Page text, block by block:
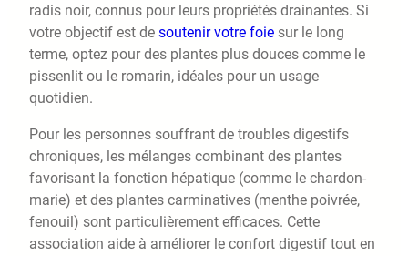
radis noir, connus pour leurs propriétés drainantes. Si
votre objectif est de soutenir votre foie sur le long
terme, optez pour des plantes plus douces comme le
pissenlit ou le romarin, idéales pour un usage
quotidien.
Pour les personnes souffrant de troubles digestifs
chroniques, les mélanges combinant des plantes
favorisant la fonction hépatique (comme le chardon-
marie) et des plantes carminatives (menthe poivrée,
fenouil) sont particulièrement efficaces. Cette
association aide à améliorer le confort digestif tout en